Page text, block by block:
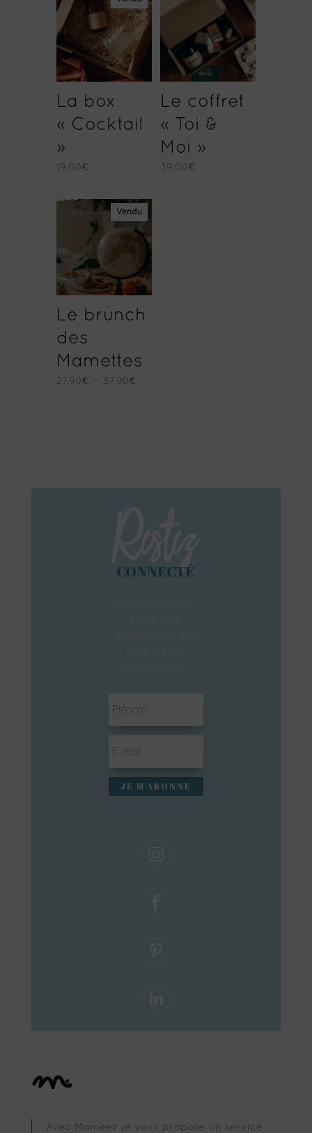
La box
« Cocktail
»
19.00€
Le coffret
« Toi &
Moi »
39.00€
Vendu
Le brunch
des
Mamettes
27.90€ – 57.90€Plage
CONNECTÉ
JE M'ABONNE
Avec Mameez je vous propose un service